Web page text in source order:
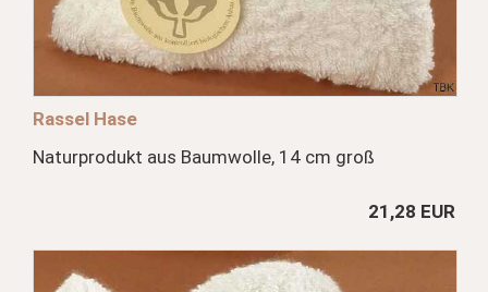
Rassel Hase
Naturprodukt aus Baumwolle, 14 cm groß
21,28 EUR